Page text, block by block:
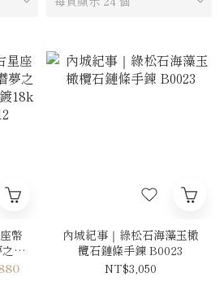
幣
幣
真
內城紀事｜綠松石海藻玉橄
欖石鏈條手鍊 B0023
NT$3,050